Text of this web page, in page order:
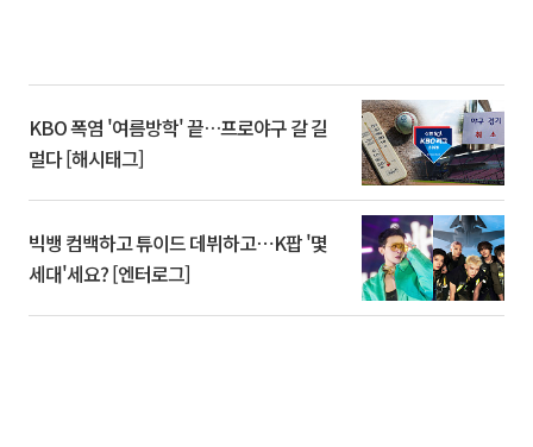
KBO 폭염 '여름방학' 끝…프로야구 갈 길
멀다 [해시태그]
빅뱅 컴백하고 튜이드 데뷔하고⋯K팝 '몇
세대'세요? [엔터로그]